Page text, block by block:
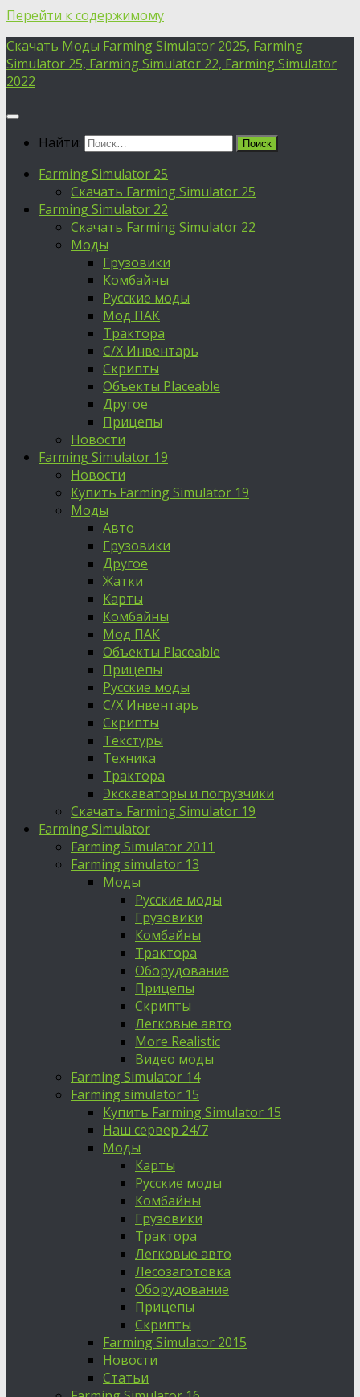
Перейти к содержимому
Скачать Моды Farming Simulator 2025, Farming
Simulator 25, Farming Simulator 22, Farming Simulator
2022
Найти:
Farming Simulator 25
Скачать Farming Simulator 25
Farming Simulator 22
Скачать Farming Simulator 22
Моды
Грузовики
Комбайны
Русские моды
Мод ПАК
Трактора
С/Х Инвентарь
Скрипты
Объекты Placeable
Другое
Прицепы
Новости
Farming Simulator 19
Новости
Купить Farming Simulator 19
Моды
Авто
Грузовики
Другое
Жатки
Карты
Комбайны
Мод ПАК
Объекты Placeable
Прицепы
Русские моды
С/Х Инвентарь
Скрипты
Текстуры
Техника
Трактора
Экскаваторы и погрузчики
Скачать Farming Simulator 19
Farming Simulator
Farming Simulator 2011
Farming simulator 13
Моды
Русские моды
Грузовики
Комбайны
Трактора
Оборудование
Прицепы
Скрипты
Легковые авто
More Realistic
Видео моды
Farming Simulator 14
Farming simulator 15
Купить Farming Simulator 15
Наш сервер 24/7
Моды
Карты
Русские моды
Комбайны
Грузовики
Трактора
Легковые авто
Лесозаготовка
Оборудование
Прицепы
Скрипты
Farming Simulator 2015
Новости
Статьи